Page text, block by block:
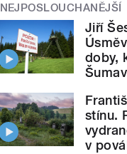
NEJPOSLOUCHANĚJŠÍ
Jiří
doby,
stínu.
v